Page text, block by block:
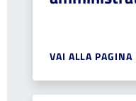
VAI ALLA PAGINA